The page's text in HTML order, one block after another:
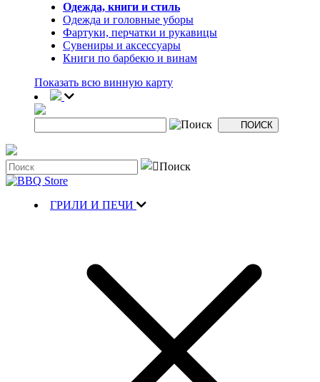
Одежда, книги и стиль
Одежда и головные уборы
Фартуки, перчатки и рукавицы
Сувениры и аксессуары
Книги по барбекю и винам
Показать всю винную карту
ГРИЛИ И ПЕЧИ